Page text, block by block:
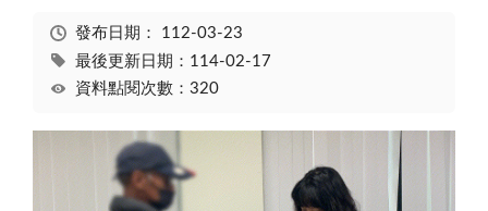
發布日期： 112-03-23
最後更新日期：114-02-17
資料點閱次數：320